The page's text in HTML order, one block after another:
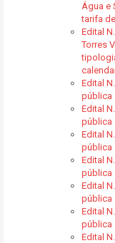
Água e
tarifa
Edital
Torres
Edital
pública
Edital
pública
Edital
pública
Edital
pública
Edital
pública
Edital
pública
Edital